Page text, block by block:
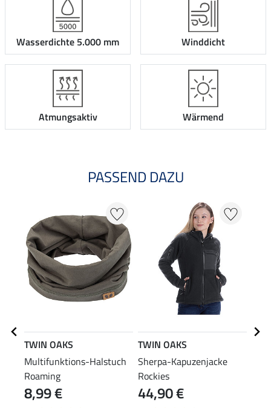
Wasserdichte 5.000 mm Winddicht
Atmungsaktiv Wärmend
PASSEND DAZU
TWIN OAKS
Multifunktions-Halstuch
Roaming
8,99 €
TWIN OAKS
Sherpa-Kapuzenjacke
Rockies
44,90 €